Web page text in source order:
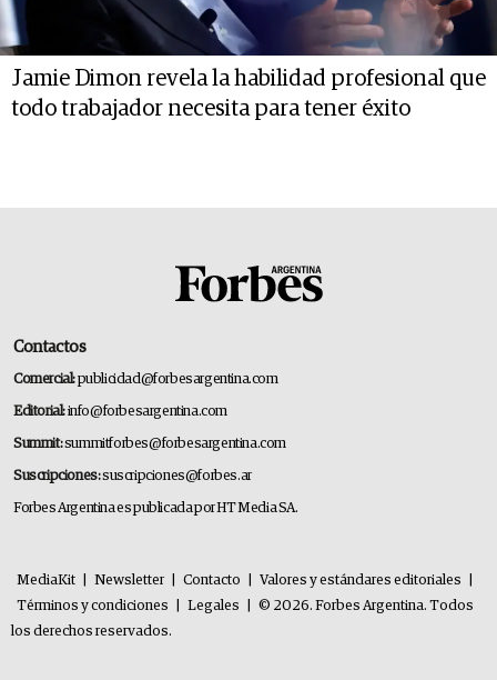
Jamie Dimon revela la habilidad profesional que
todo trabajador necesita para tener éxito
Contactos
Comercial:publicidad@forbesargentina.com
Editorial:info@forbesargentina.com
Summit:summitforbes@forbesargentina.com
Suscripciones:suscripciones@forbes.ar
Forbes Argentina es publicada por HT Media SA.
MediaKit Newsletter Contacto Valores y estándares editoriales
Términos y condiciones
Legales
© 2026. Forbes Argentina. Todos
los derechos reservados.